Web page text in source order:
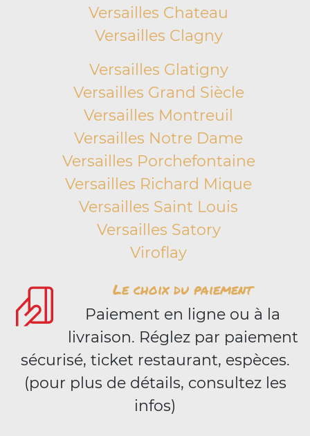
Versailles Chateau
Versailles Clagny
Versailles Glatigny
Versailles Grand Siècle
Versailles Montreuil
Versailles Notre Dame
Versailles Porchefontaine
Versailles Richard Mique
Versailles Saint Louis
Versailles Satory
Viroflay
Le choix du paiement
Paiement en ligne ou à la
livraison. Réglez par paiement
sécurisé, ticket restaurant, espèces.
(pour plus de détails, consultez les
infos)